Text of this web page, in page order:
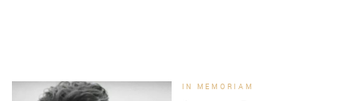
IN MEMORIAM